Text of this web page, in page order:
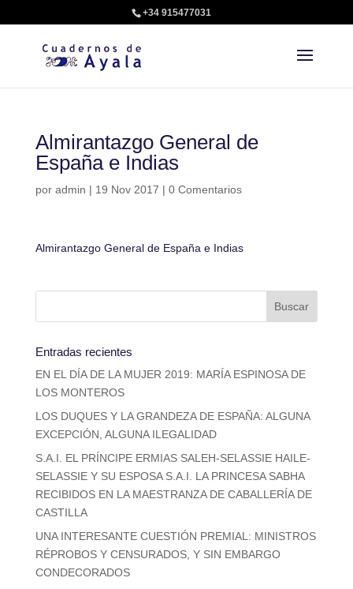
+34 915477031
Almirantazgo General de
España e Indias
por admin | 19 Nov 2017 | 0 Comentarios
Almirantazgo General de España e Indias
Entradas recientes
EN EL DÍA DE LA MUJER 2019: MARÍA ESPINOSA DE
LOS MONTEROS
LOS DUQUES Y LA GRANDEZA DE ESPAÑA: ALGUNA
EXCEPCIÓN, ALGUNA ILEGALIDAD
S.A.I. EL PRÍNCIPE ERMIAS SALEH-SELASSIE HAILE-
SELASSIE Y SU ESPOSA S.A.I. LA PRINCESA SABHA
RECIBIDOS EN LA MAESTRANZA DE CABALLERÍA DE
CASTILLA
UNA INTERESANTE CUESTIÓN PREMIAL: MINISTROS
RÉPROBOS Y CENSURADOS, Y SIN EMBARGO
CONDECORADOS